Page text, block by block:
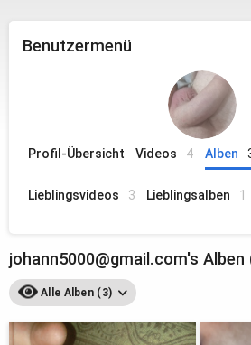
Benutzermenü
Profil-Übersicht Videos 4 Alben
Lieblingsvideos 3 Lieblingsalben 1
johann5000@gmail.com's Alben
Alle Alben (3)